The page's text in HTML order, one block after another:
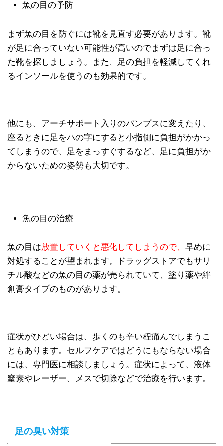
魚の目の予防
まず魚の目を防ぐには靴を見直す必要があります。靴
が足に合っていない可能性が高いのでまずは足に合っ
た靴を探しましょう。また、足の負担を軽減してくれ
るインソールを使うのも効果的です。
他にも、アーチサポート入りのパンプスに変えたり、
座るときに足をハの字にすると小指側に負担がかかっ
てしまうので、足をまっすぐするなど、足に負担がか
からないための姿勢も大切です。
魚の目の治療
魚の目は放置していくと悪化してしまうので、 早めに
対処することが望まれます。ドラッグストアでもサリ
チル酸などの魚の目の薬が売られていて、塗り薬や絆
創膏タイプのものがあります。
症状がひどい場合は、歩くのも辛い程痛んでしまうこ
ともあります。セルフケアではどうにもならない場合
には、専門医に相談しましょう。症状によって、液体
窒素やレーザー、メスで切除などで治療を行います。
足の臭い対策